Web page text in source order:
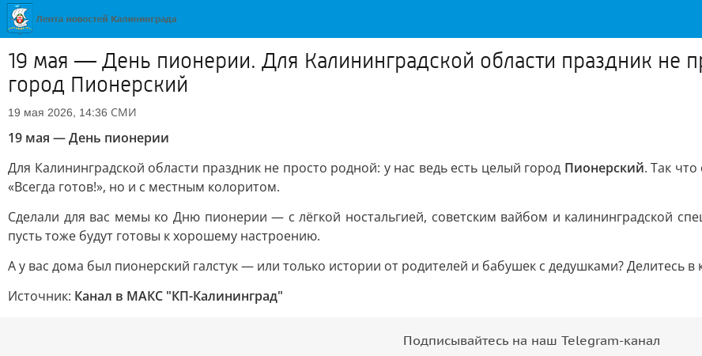
19 мая — День пионерии. Для Калининградской области праздник не
город Пионерский
19 мая 2026, 14:36 СМИ
19 мая — День пионерии
Для Калининградской области праздник не просто родной: у нас ведь есть целый город Пионерский. Так
«Всегда готов!», но и с местным колоритом.
Сделали для вас мемы ко Дню пионерии — с лёгкой ностальгией, советским вайбом и калининградской
пусть тоже будут готовы к хорошему настроению.
А у вас дома был пионерский галстук — или только истории от родителей и бабушек с дедушками? Делитесь
Источник: Канал в МАКС "КП-Калининград"
Подписывайтесь на наш Telegram-канал